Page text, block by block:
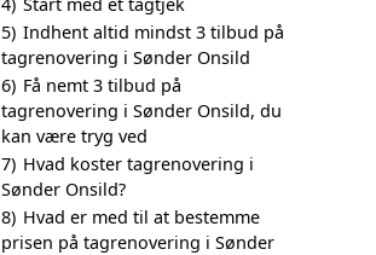
5) Indhent altid mindst 3 tilbud på
tagrenovering i Sønder Onsild
6) Få nemt 3 tilbud på
tagrenovering i Sønder Onsild, du
kan være tryg ved
7) Hvad koster tagrenovering i
Sønder Onsild?
8) Hvad er med til at bestemme
prisen på tagrenovering i Sønder